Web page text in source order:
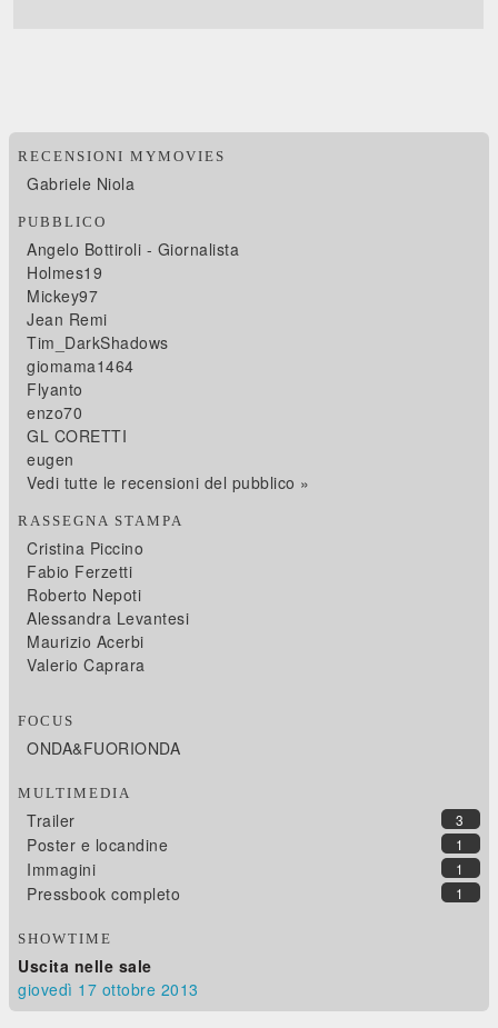
RECENSIONI MYMOVIES
Gabriele Niola
PUBBLICO
Angelo Bottiroli - Giornalista
Holmes19
Mickey97
Jean Remi
Tim_DarkShadows
giomama1464
Flyanto
enzo70
GL CORETTI
eugen
Vedi tutte le recensioni del pubblico »
RASSEGNA STAMPA
Cristina Piccino
Fabio Ferzetti
Roberto Nepoti
Alessandra Levantesi
Maurizio Acerbi
Valerio Caprara
FOCUS
ONDA&FUORIONDA
MULTIMEDIA
3
Trailer
1
Poster e locandine
1
Immagini
1
Pressbook completo
SHOWTIME
Uscita nelle sale
giovedì 17 ottobre 2013